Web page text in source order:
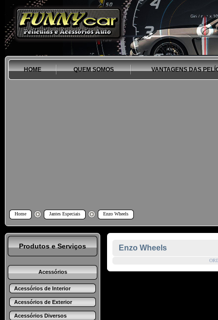
HOME QUEM SOMOS VANTAGENS DAS
Home Jantes Especiais Enzo Wheels
Produtos e Serviços
Acessórios
Acessórios de Interior
Acessórios de Exterior
Acessórios Diversos
Enzo Wheels